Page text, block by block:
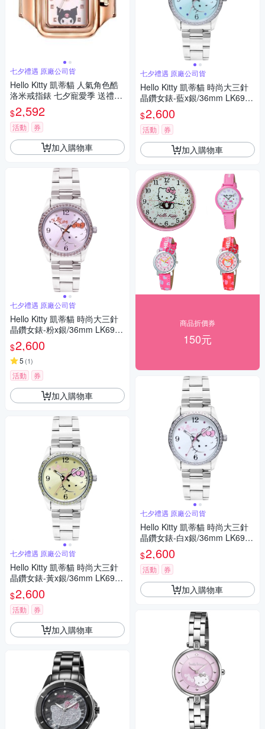
七夕禮遇 原廠公司貨
Hello Kitty 凱蒂貓 人氣角色酷
洛米戒指錶 七夕寵愛季 送禮推
薦-玫瑰金 LK713LRWI-A
$2,592
活動 券
加入購物車
七夕禮遇 原廠公司貨
Hello Kitty 凱蒂貓 時尚大三針
晶鑽女錶-粉x銀/36mm LK691L
WPA-S 七夕寵愛季 送禮推薦
$2,600
5 (1)
活動 券
加入購物車
七夕禮遇 原廠公司貨
Hello Kitty 凱蒂貓 時尚大三針
晶鑽女錶-黃x銀/36mm LK691L
WYA-S 七夕寵愛季 送禮推薦
$2,600
活動 券
加入購物車
七夕禮遇 原廠公司貨
Hello Kitty 凱蒂貓 時尚大三針
晶鑽女錶-藍x銀/36mm LK691L
WNA 七夕寵愛季 送禮推薦
$2,600
活動 券
加入購物車
商品折價券
150元
七夕禮遇 原廠公司貨
Hello Kitty 凱蒂貓 時尚大三針
晶鑽女錶-白x銀/36mm LK691L
WWA-S 七夕寵愛季 送禮推薦
$2,600
活動 券
加入購物車